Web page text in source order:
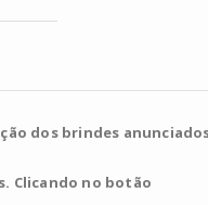
dos brindes
Clicando no botão